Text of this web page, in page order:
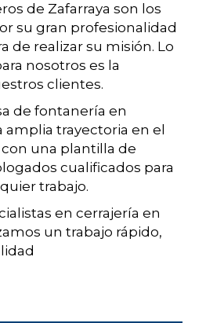
de Zafarraya son los
su gran profesionalidad
de realizar su misión. Lo
nosotros es la
clientes.
de fontanería en
amplia trayectoria en el
una plantilla de
cualificados para
trabajo.
en cerrajería en
un trabajo rápido,